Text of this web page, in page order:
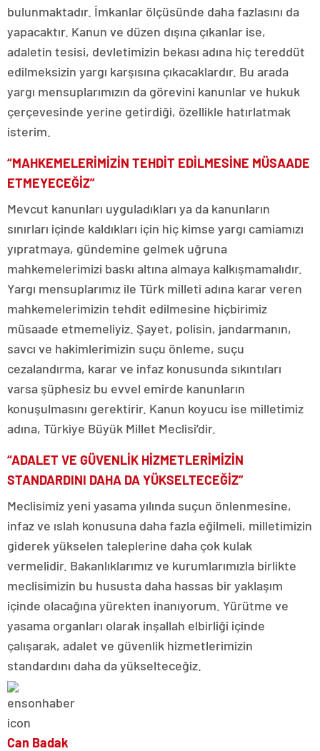
bulunmaktadır. İmkanlar ölçüsünde daha fazlasını da
yapacaktır. Kanun ve düzen dışına çıkanlar ise,
adaletin tesisi, devletimizin bekası adına hiç tereddüt
edilmeksizin yargı karşısına çıkacaklardır. Bu arada
yargı mensuplarımızın da görevini kanunlar ve hukuk
çerçevesinde yerine getirdiği, özellikle hatırlatmak
isterim.
“MAHKEMELERİMİZİN TEHDİT EDİLMESİNE MÜSAADE
ETMEYECEĞİZ”
Mevcut kanunları uyguladıkları ya da kanunların
sınırları içinde kaldıkları için hiç kimse yargı camiamızı
yıpratmaya, gündemine gelmek uğruna
mahkemelerimizi baskı altına almaya kalkışmamalıdır.
Yargı mensuplarımız ile Türk milleti adına karar veren
mahkemelerimizin tehdit edilmesine hiçbirimiz
müsaade etmemeliyiz. Şayet, polisin, jandarmanın,
savcı ve hakimlerimizin suçu önleme, suçu
cezalandırma, karar ve infaz konusunda sıkıntıları
varsa şüphesiz bu evvel emirde kanunların
konuşulmasını gerektirir. Kanun koyucu ise milletimiz
adına, Türkiye Büyük Millet Meclisi’dir.
“ADALET VE GÜVENLİK HİZMETLERİMİZİN
STANDARDINI DAHA DA YÜKSELTECEĞİZ”
Meclisimiz yeni yasama yılında suçun önlenmesine,
infaz ve ıslah konusuna daha fazla eğilmeli, milletimizin
giderek yükselen taleplerine daha çok kulak
vermelidir. Bakanlıklarımız ve kurumlarımızla birlikte
meclisimizin bu hususta daha hassas bir yaklaşım
içinde olacağına yürekten inanıyorum. Yürütme ve
yasama organları olarak inşallah elbirliği içinde
çalışarak, adalet ve güvenlik hizmetlerimizin
standardını daha da yükselteceğiz.
Can Badak